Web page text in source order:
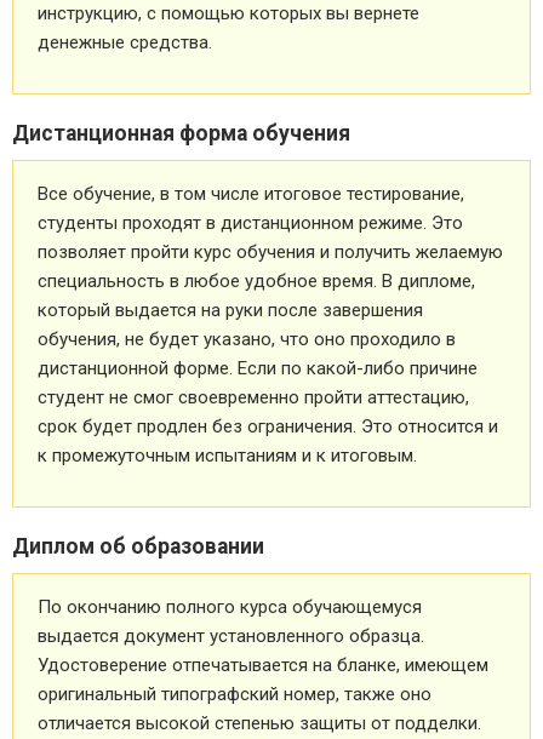
инструкцию, с помощью которых вы вернете
денежные средства.
Дистанционная форма обучения
Все обучение, в том числе итоговое тестирование,
студенты проходят в дистанционном режиме. Это
позволяет пройти курс обучения и получить желаемую
специальность в любое удобное время. В дипломе,
который выдается на руки после завершения
обучения, не будет указано, что оно проходило в
дистанционной форме. Если по какой-либо причине
студент не смог своевременно пройти аттестацию,
срок будет продлен без ограничения. Это относится и
к промежуточным испытаниям и к итоговым.
Диплом об образовании
По окончанию полного курса обучающемуся
выдается документ установленного образца.
Удостоверение отпечатывается на бланке, имеющем
оригинальный типографский номер, также оно
отличается высокой степенью защиты от подделки.